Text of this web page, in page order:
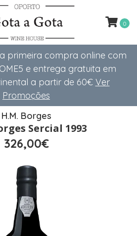
primeira compra online com
e entrega gratuita em
a partir de 60€ Ver
Promoções
0
H.M. Borges
Sercial 1993
326,00€